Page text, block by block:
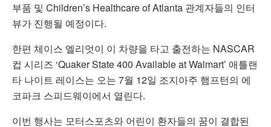
부품 및 Children’s Healthcare of Atlanta 관계자들의 인터
뷰가 진행될 예정이다.
한편 체이스 엘리엇이 이 차량을 타고 출전하는 NASCAR
컵 시리즈 ‘Quaker State 400 Available at Walmart’ 애틀랜
타 나이트 레이스는 오는 7월 12일 조지아주 햄프턴의 에
코파크 스피드웨이에서 열린다.
이번 행사는 모터스포츠와 어린이 환자들의 꿈이 결합된